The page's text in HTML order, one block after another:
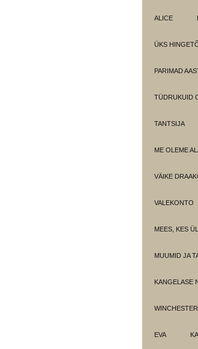
ALICE
ÜKS
PARIMAD
TÜDRUKUID
TANTSIJA
ME OLEME
VÄIKE
VALEKONTO
MEES, KES
MUUMID JA
KANGELASE
WINCHESTER
EVA